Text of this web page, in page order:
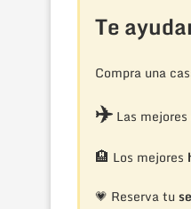
Te
Compra una
✈️Las mejores
🏨 Los mejores
💗 Reserva tu